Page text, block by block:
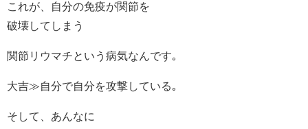
これが、自分の免疫が関節を
破壊してしまう
関節リウマチという病気なんです｡
大吉≫自分で自分を攻撃している｡
そして、あんなに